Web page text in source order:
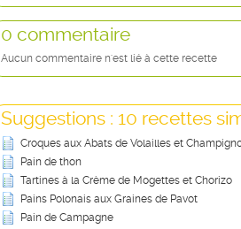
0 commentaire
Aucun commentaire n'est lié à cette recette
Suggestions : 10 recettes
Croques aux Abats de Volailles et
Pain de thon
Tartines à la Crème de Mogettes et Chorizo
Pains Polonais aux Graines de Pavot
Pain de Campagne